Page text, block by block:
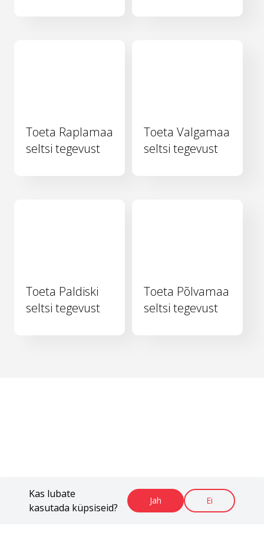
Kas lubate
kasutada küpsiseid?
Jah Ei
Toeta Raplamaa
seltsi tegevust
Toeta Valgamaa
seltsi tegevust
Toeta Paldiski
seltsi tegevust
Toeta Põlvamaa
seltsi tegevust